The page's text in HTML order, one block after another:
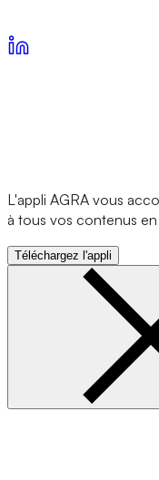
L'appli AGRA vous
à tous vos contenus
Téléchargez l'appli